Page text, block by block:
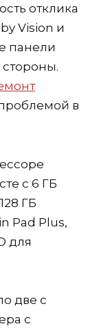
отклика
Vision и
панели
в
с 6 ГБ
ГБ
Pad Plus,
для
две с
с